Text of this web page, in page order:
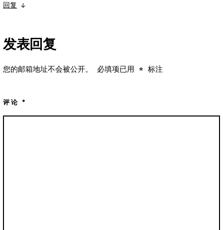
回复 ↓
发表回复
您的邮箱地址不会被公开。 必填项已用* 标注
评论*